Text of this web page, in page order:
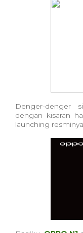
Denger-denger
dengan kisaran
launching